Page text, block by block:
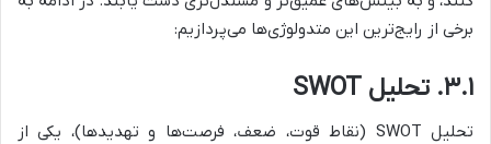
برخی از رایج‌ترین این متدولوژی‌ها می‌پردازیم:
۳.۱. تحلیل SWOT
تحلیل SWOT (نقاط قوت، ضعف، فرصت‌ها و تهدیدها)، یکی از